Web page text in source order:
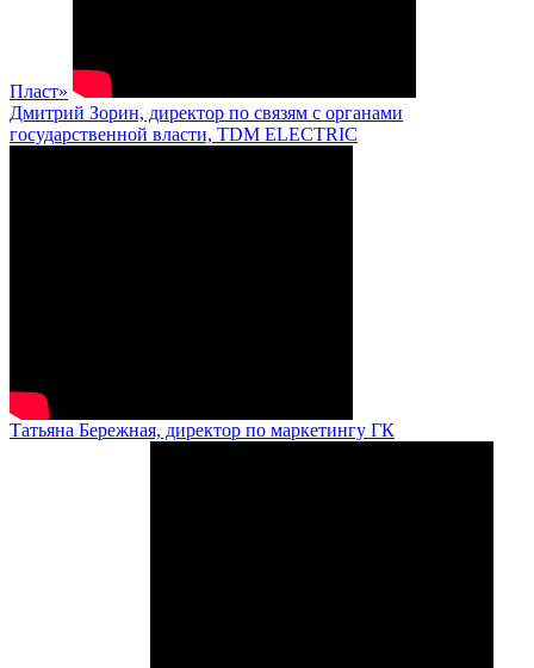
Пласт»
Дмитрий Зорин, директор по связям с органами
государственной власти, TDM ELECTRIC
Татьяна Бережная, директор по маркетингу ГК